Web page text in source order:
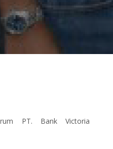
PT. Bank Victoria